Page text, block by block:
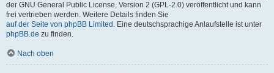
der GNU General Public License, Version 2 (GPL-2.0) veröffentlicht und kann
frei vertrieben werden. Weitere Details finden Sie
auf der Seite von phpBB Limited . Eine deutschsprachige Anlaufstelle ist unter
phpBB.de zu finden.
Nach oben